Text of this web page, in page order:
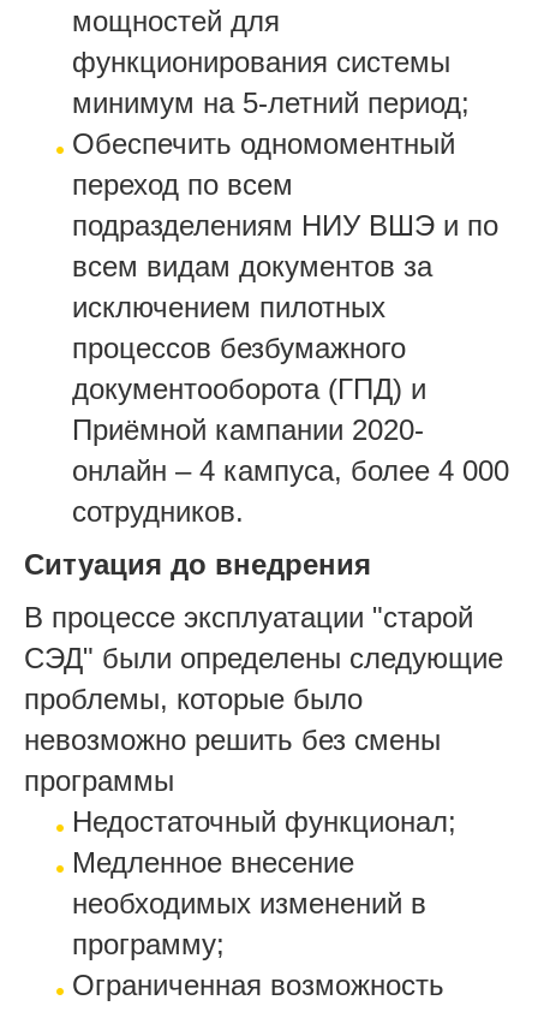
мощностей для
функционирования системы
минимум на 5-летний период;
Обеспечить одномоментный
переход по всем
подразделениям НИУ ВШЭ и по
всем видам документов за
исключением пилотных
процессов безбумажного
документооборота (ГПД) и
Приёмной кампании 2020-
онлайн – 4 кампуса, более 4 000
сотрудников.
Ситуация до внедрения
В процессе эксплуатации "старой
СЭД" были определены следующие
проблемы, которые было
невозможно решить без смены
программы
Недостаточный функционал;
Медленное внесение
необходимых изменений в
программу;
Ограниченная возможность